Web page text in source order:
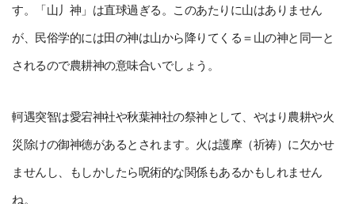
す。「山丿神」は直球過ぎる。このあたりに山はありません
が、民俗学的には田の神は山から降りてくる＝山の神と同一と
されるので農耕神の意味合いでしょう。
軻遇突智は愛宕神社や秋葉神社の祭神として、やはり農耕や火
災除けの御神徳があるとされます。火は護摩（祈祷）に欠かせ
ませんし、もしかしたら呪術的な関係もあるかもしれません
ね。